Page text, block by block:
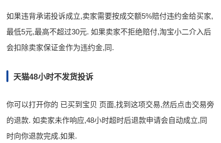
如果违背承诺投诉成立,卖家需要按成交额5%赔付违约金给买家,
最低5元,最高不超过30元. 如果卖家不拒绝赔付,淘宝小二介入后
会扣除卖家保证金作为违约金,同.
天猫48小时不发货投诉
你可以打开你的 已买到宝贝 页面,找到这项交易,然后点击交易旁
的退款. 如卖家未作响应,48小时超时后退款申请会自动成立,同
时向你退款完成.如果.